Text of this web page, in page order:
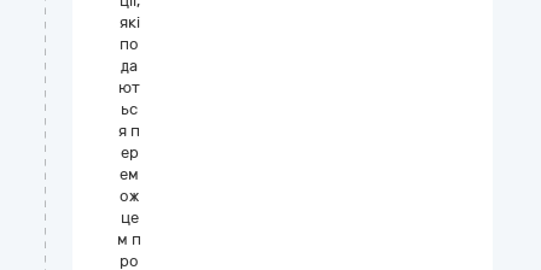
які
по
да
ют
ьс
я п
ер
ем
ож
це
м п
ро